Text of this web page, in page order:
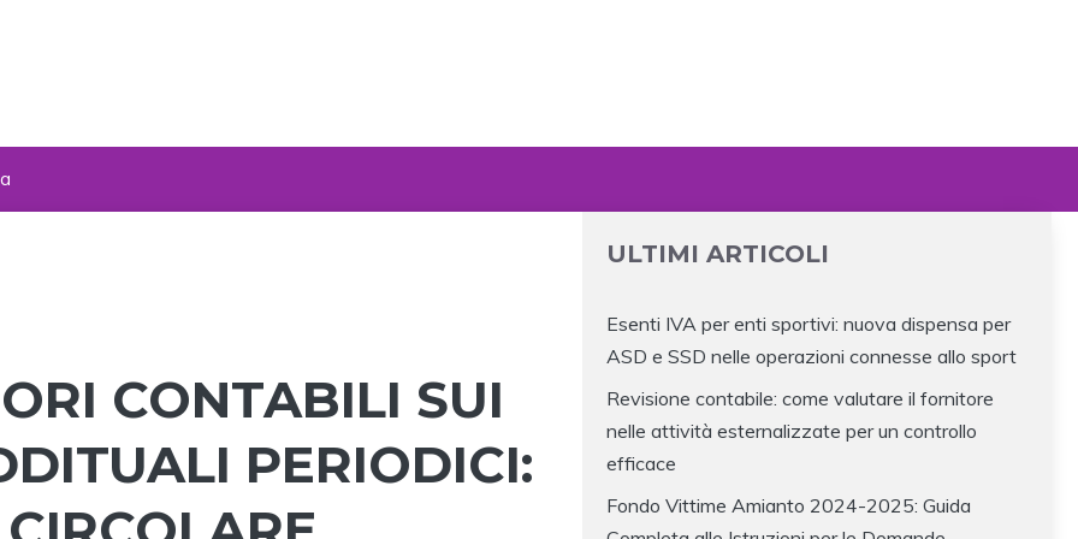
CONTABILI SUI
PERIODICI:
ULTIMI ARTICOLI
Esenti IVA per enti sportivi: nuova dispensa per
ASD e SSD nelle operazioni connesse allo sport
Revisione contabile: come valutare il fornitore
nelle attività esternalizzate per un controllo
efficace
Fondo Vittime Amianto 2024-2025: Guida